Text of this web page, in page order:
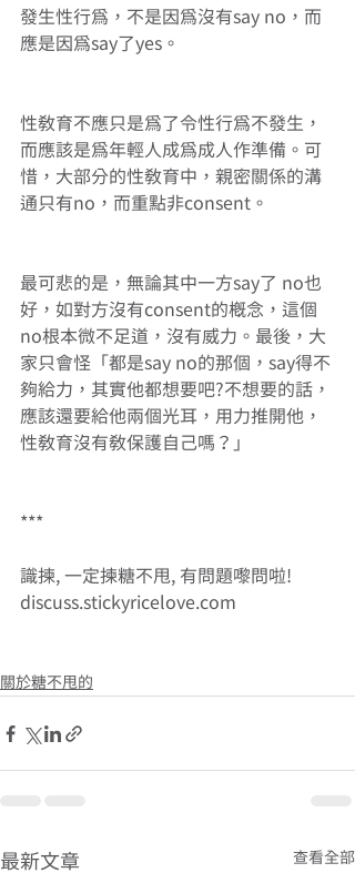
發生性行為，不是因為沒有say no，而
應是因為say了yes。
性教育不應只是為了令性行為不發生，
而應該是為年輕人成為成人作準備。可
惜，大部分的性教育中，親密關係的溝
通只有no，而重點非consent。
最可悲的是，無論其中一方say了 no也
好，如對方沒有consent的概念，這個
no根本微不足道，沒有威力。最後，大
家只會怪「都是say no的那個，say得不
夠給力，其實他都想要吧?不想要的話，
應該還要給他兩個光耳，用力推開他，
性教育沒有教保護自己嗎？」
***
識揀, 一定揀糖不甩, 有問題嚟問啦!
discuss.stickyricelove.com
關於糖不甩的
最新文章 查看全部